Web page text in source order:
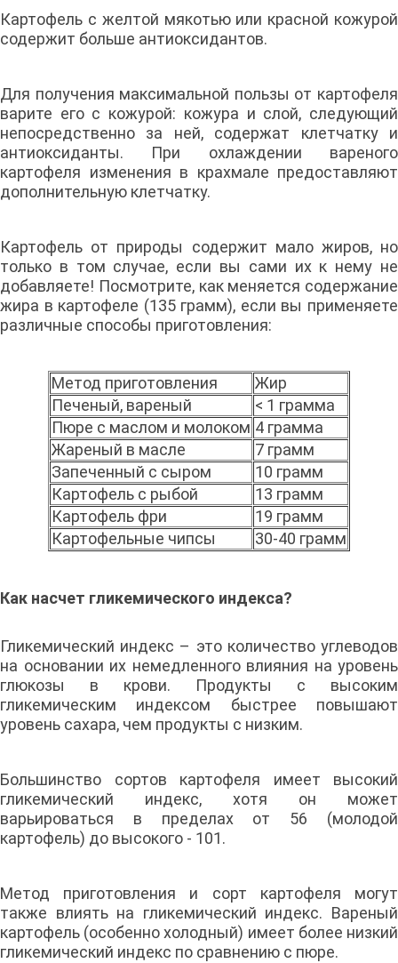
Картофель с желтой мякотью или красной кожурой
содержит больше антиоксидантов.
Для получения максимальной пользы от картофеля
варите его с кожурой: кожура и слой, следующий
непосредственно за ней, содержат клетчатку и
антиоксиданты. При охлаждении вареного
картофеля изменения в крахмале предоставляют
дополнительную клетчатку.
Картофель от природы содержит мало жиров, но
только в том случае, если вы сами их к нему не
добавляете! Посмотрите, как меняется содержание
жира в картофеле (135 грамм), если вы применяете
различные способы приготовления:
Метод приготовления
Жир
Печеный, вареный
< 1 грамма
Пюре с маслом и молоком 4 грамма
Жареный в масле
7 грамм
Запеченный с сыром
10 грамм
Картофель с рыбой
13 грамм
Картофель фри
19 грамм
Картофельные чипсы
30-40 грамм
Как насчет гликемического индекса?
Гликемический индекс – это количество углеводов
на основании их немедленного влияния на уровень
глюкозы в крови. Продукты с высоким
гликемическим индексом быстрее повышают
уровень сахара, чем продукты с низким.
Большинство сортов картофеля имеет высокий
гликемический индекс, хотя он может
варьироваться в пределах от 56 (молодой
картофель) до высокого - 101.
Метод приготовления и сорт картофеля могут
также влиять на гликемический индекс. Вареный
картофель (особенно холодный) имеет более низкий
гликемический индекс по сравнению с пюре.